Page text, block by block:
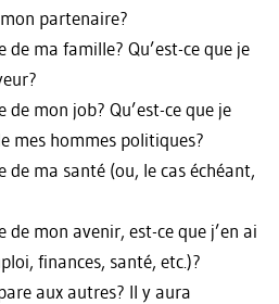
partenaire?
de ma famille? Qu’est-ce que je
de mon job? Qu’est-ce que je
mes hommes politiques?
de ma santé (ou, le cas échéant,
de mon avenir, est-ce que j’en ai
finances, santé, etc.)?
aux autres? Il y aura